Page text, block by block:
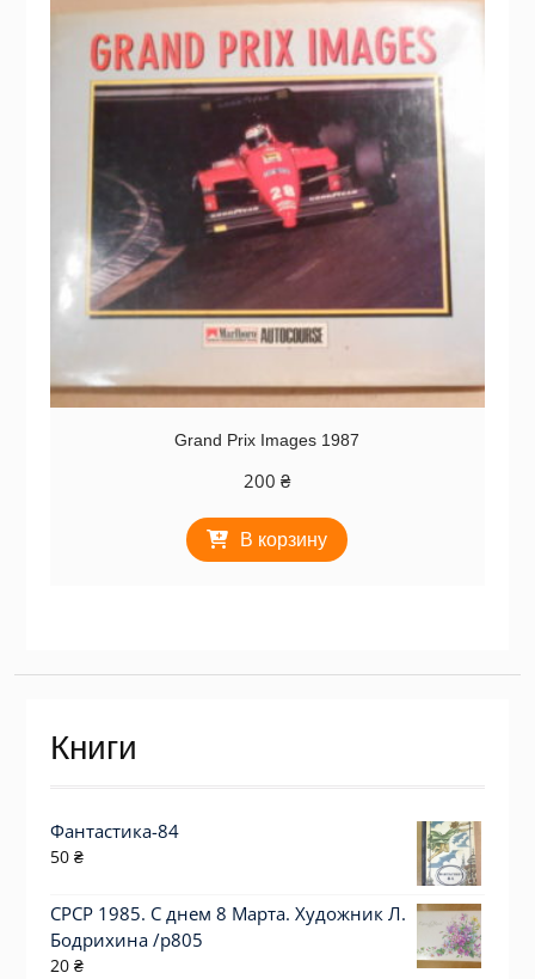
Grand Prix Images 1987
200₴
В корзину
Книги
Фантастика-84
50 ₴
СРСР 1985. С днем 8 Марта. Художник Л.
Бодрихина /р805
20 ₴